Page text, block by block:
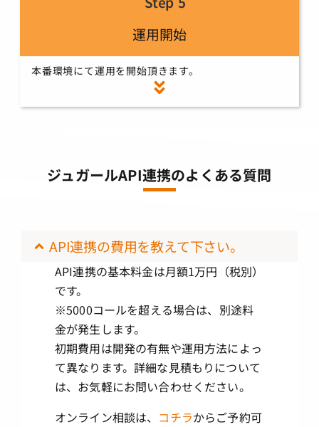
運用開始
本番環境にて運用を開始頂きます。
ジュガールAPI連携のよくある質問
API連携の費用を教えて下さい。
API連携の基本料金は月額1万円（税別）
です。
※5000コールを超える場合は、別途料
金が発生します。
初期費用は開発の有無や運用方法によっ
て異なります。詳細な見積もりについて
は、お気軽にお問い合わせください。
オンライン相談は、 コチラからご予約可